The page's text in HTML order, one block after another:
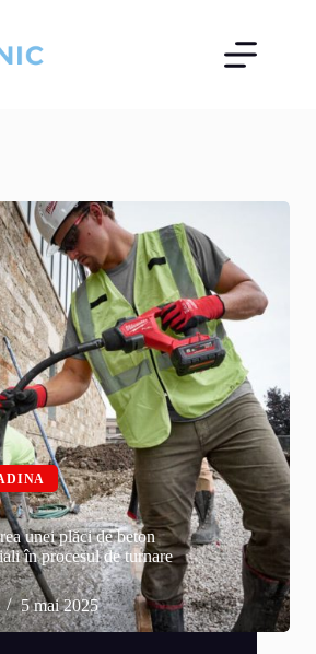
unei plăci de beton
în procesul de turnare
5 mai 2025